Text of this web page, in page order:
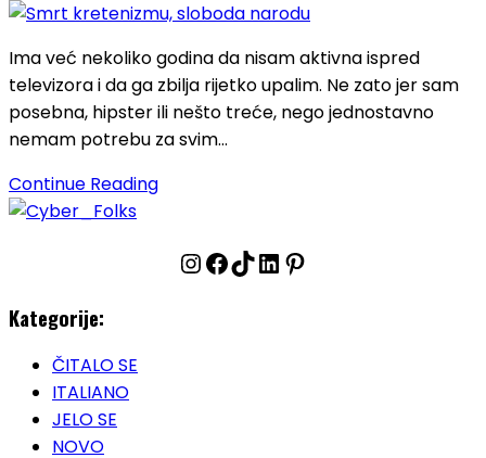
Ima već nekoliko godina da nisam aktivna ispred
televizora i da ga zbilja rijetko upalim. Ne zato jer sam
posebna, hipster ili nešto treće, nego jednostavno
nemam potrebu za svim…
Continue Reading
Instagram
Facebook
TikTok
LinkedIn
Pinterest
Kategorije:
ČITALO SE
ITALIANO
JELO SE
NOVO